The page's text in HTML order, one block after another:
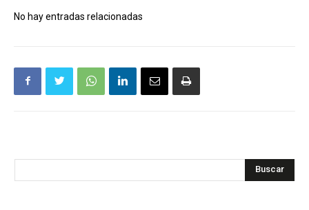
No hay entradas relacionadas
Buscar